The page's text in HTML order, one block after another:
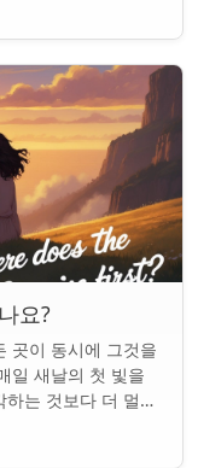
요?
곳이 동시에 그것을
일 새날의 첫 빛을
는 것보다 더 멀리